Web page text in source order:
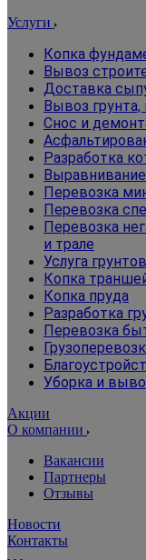
Услуги
Копка
Вывоз
Доставка
Вывоз грунта,
Снос и
Разработка
Перевозка
Перевозка
Перевозка
и трале
Услуга
Копка
Копка пруда
Разработка
Перевозка
Уборка и
Акции
О компании
Вакансии
Партнеры
Отзывы
Новости
Контакты